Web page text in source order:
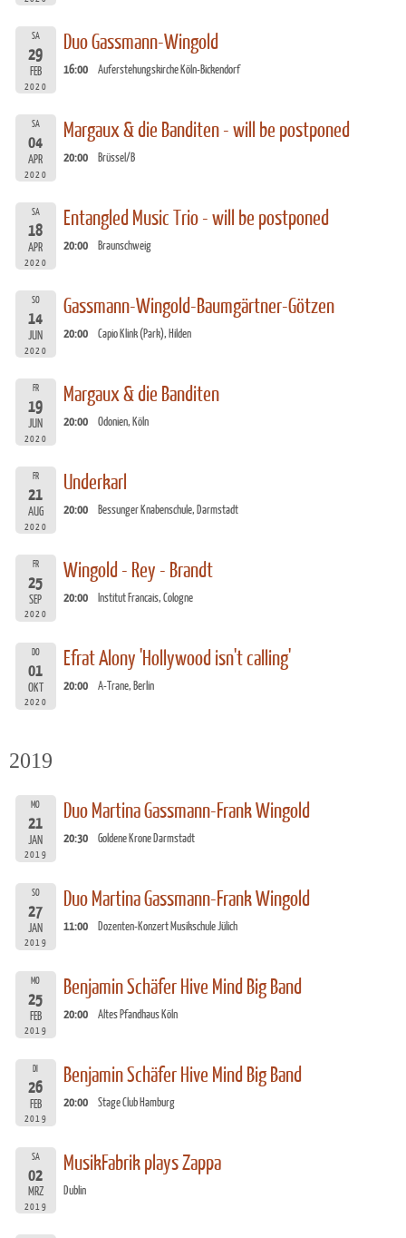
SA
29
FEB
2020
Duo Gassmann-Wingold
16:00 Auferstehungskirche Köln-Bickendorf
SA
04
APR
2020
Margaux & die Banditen - will be postponed
20:00 Brüssel/B
SA
18
APR
2020
Entangled Music Trio - will be postponed
20:00 Braunschweig
SO
14
JUN
2020
Gassmann-Wingold-Baumgärtner-Götzen
20:00 Capio Klink (Park), Hilden
FR
19
JUN
2020
Margaux & die Banditen
20:00 Odonien, Köln
FR
21
AUG
2020
Underkarl
20:00 Bessunger Knabenschule, Darmstadt
FR
25
SEP
2020
Wingold - Rey - Brandt
20:00 Institut Francais, Cologne
DO
01
OKT
2020
Efrat Alony 'Hollywood isn't calling'
20:00 A-Trane, Berlin
2019
MO
21
JAN
2019
Duo Martina Gassmann-Frank Wingold
20:30 Goldene Krone Darmstadt
SO
27
JAN
2019
Duo Martina Gassmann-Frank Wingold
11:00 Dozenten-Konzert Musikschule Jülich
MO
25
FEB
2019
Benjamin Schäfer Hive Mind Big Band
20:00 Altes Pfandhaus Köln
DI
26
FEB
2019
Benjamin Schäfer Hive Mind Big Band
20:00 Stage Club Hamburg
SA
02
MRZ
2019
MusikFabrik plays Zappa
Dublin